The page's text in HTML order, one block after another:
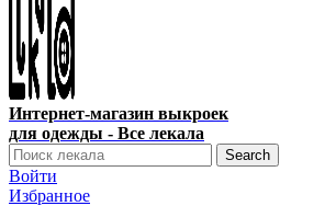
Интернет-магазин выкроек
для одежды - Все лекала
Search
Войти
Избранное